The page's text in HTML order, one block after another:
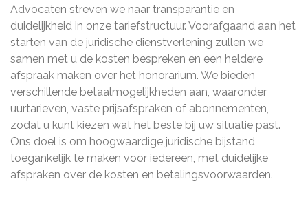
Advocaten streven we naar transparantie en
duidelijkheid in onze tariefstructuur. Voorafgaand aan het
starten van de juridische dienstverlening zullen we
samen met u de kosten bespreken en een heldere
afspraak maken over het honorarium. We bieden
verschillende betaalmogelijkheden aan, waaronder
uurtarieven, vaste prijsafspraken of abonnementen,
zodat u kunt kiezen wat het beste bij uw situatie past.
Ons doel is om hoogwaardige juridische bijstand
toegankelijk te maken voor iedereen, met duidelijke
afspraken over de kosten en betalingsvoorwaarden.